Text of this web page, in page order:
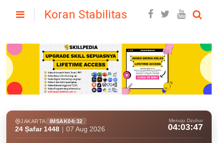
Koran Stabilitas
JAKARTA IMSAK04:32
24 Ṣafar 1448 07 Aug 2026
Menuju Dzuhur
04:03:45